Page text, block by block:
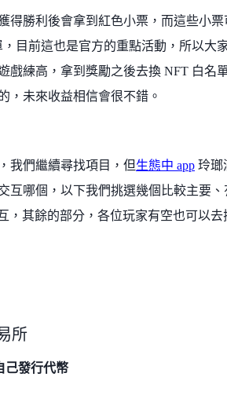
得勝利後會拿到紅色小票，而這些小票
目前這也是官方的重點活動，所以大
戲練高，拿到獎勵之後去換 NFT 白名
，未來收益相信會很不錯。
我們繼續尋找項目，但生態中 app 玲瑯
互哪個，以下我們挑選幾個比較主要、
，其餘的部分，各位玩家有空也可以去
所
己發行代幣